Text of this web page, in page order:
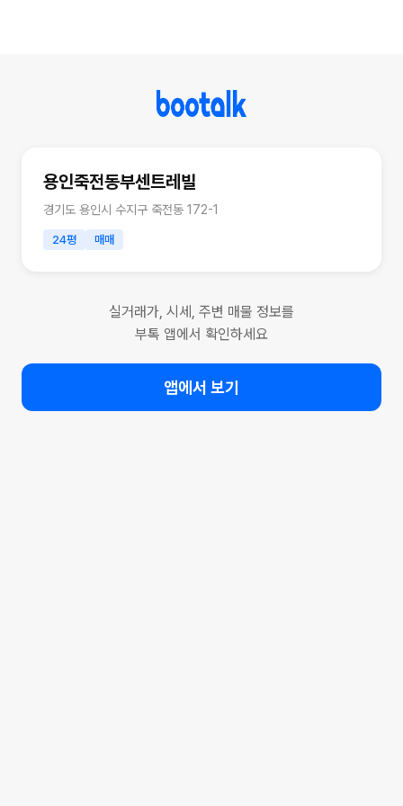
용인죽전동부센트레빌
경기도 용인시 수지구 죽전동 172-1
24평 매매
실거래가, 시세, 주변 매물 정보를
부톡 앱에서 확인하세요
앱에서 보기